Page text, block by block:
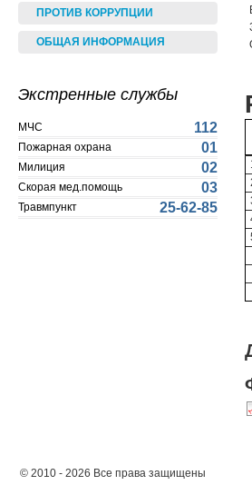
ПРОТИВ КОРРУПЦИИ
ОБЩАЯ ИНФОРМАЦИЯ
Экстренные службы
МЧС 112
Пожарная охрана 01
Милиция 02
Скорая мед.помощь 03
Травмпункт 25-62-85
© 2010 - 2026 Все права защищены